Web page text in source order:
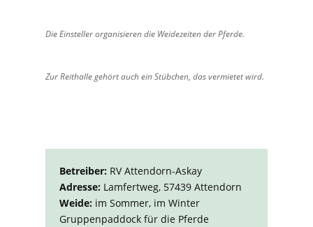
Die Einsteller organisieren die Weidezeiten der Pferde.
Zur Reithalle gehört auch ein Stübchen, das vermietet wird.
Betreiber:RV Attendorn-Askay
Adresse:Lamfertweg, 57439 Attendorn
Weide:im Sommer, im Winter
Gruppenpaddock für die Pferde